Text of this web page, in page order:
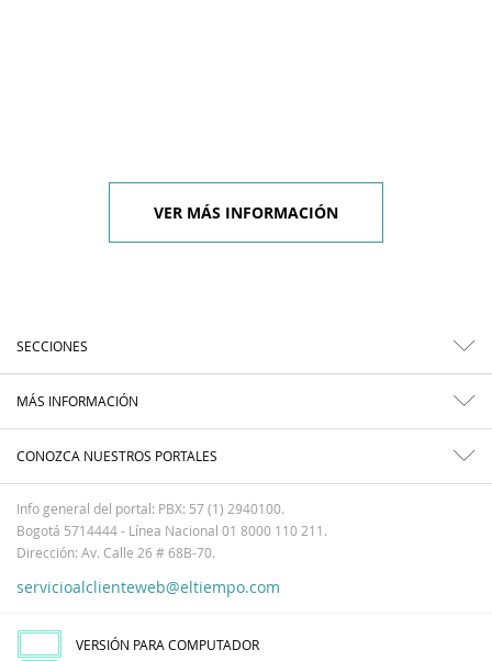
VER MÁS INFORMACIÓN
SECCIONES
MÁS INFORMACIÓN
CONOZCA NUESTROS PORTALES
Info general del portal: PBX: 57 (1) 2940100.
Bogotá 5714444 - Línea Nacional 01 8000 110 211.
Dirección: Av. Calle 26 # 68B-70.
servicioalclienteweb@eltiempo.com
VERSIÓN PARA COMPUTADOR